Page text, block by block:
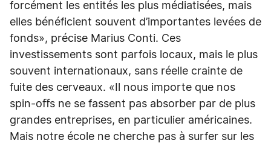
forcément les entités les plus médiatisées, mais
elles bénéficient souvent d’importantes levées de
fonds», précise Marius Conti. Ces
investissements sont parfois locaux, mais le plus
souvent internationaux, sans réelle crainte de
fuite des cerveaux. «Il nous importe que nos
spin-oﬀs ne se fassent pas absorber par de plus
grandes entreprises, en particulier américaines.
Mais notre école ne cherche pas à surfer sur les